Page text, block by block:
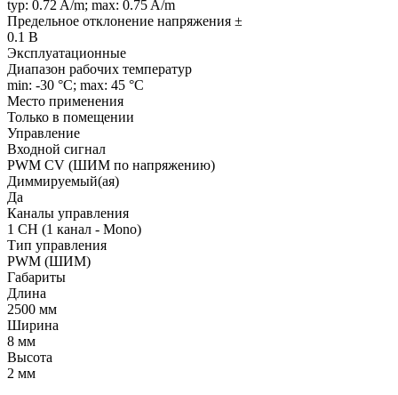
typ: 0.72 A/m; max: 0.75 A/m
Предельное отклонение напряжения ±
0.1 В
Эксплуатационные
Диапазон рабочих температур
min: -30 °C; max: 45 °C
Место применения
Только в помещении
Управление
Входной сигнал
PWM СV (ШИМ по напряжению)
Диммируемый(ая)
Да
Каналы управления
1 CH (1 канал - Mono)
Тип управления
PWM (ШИМ)
Габариты
Длина
2500 мм
Ширина
8 мм
Высота
2 мм